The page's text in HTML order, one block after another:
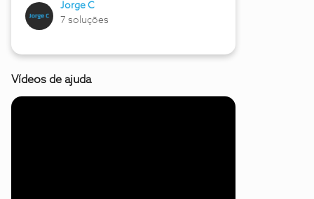
Jorge C
7 soluções
Vídeos de ajuda